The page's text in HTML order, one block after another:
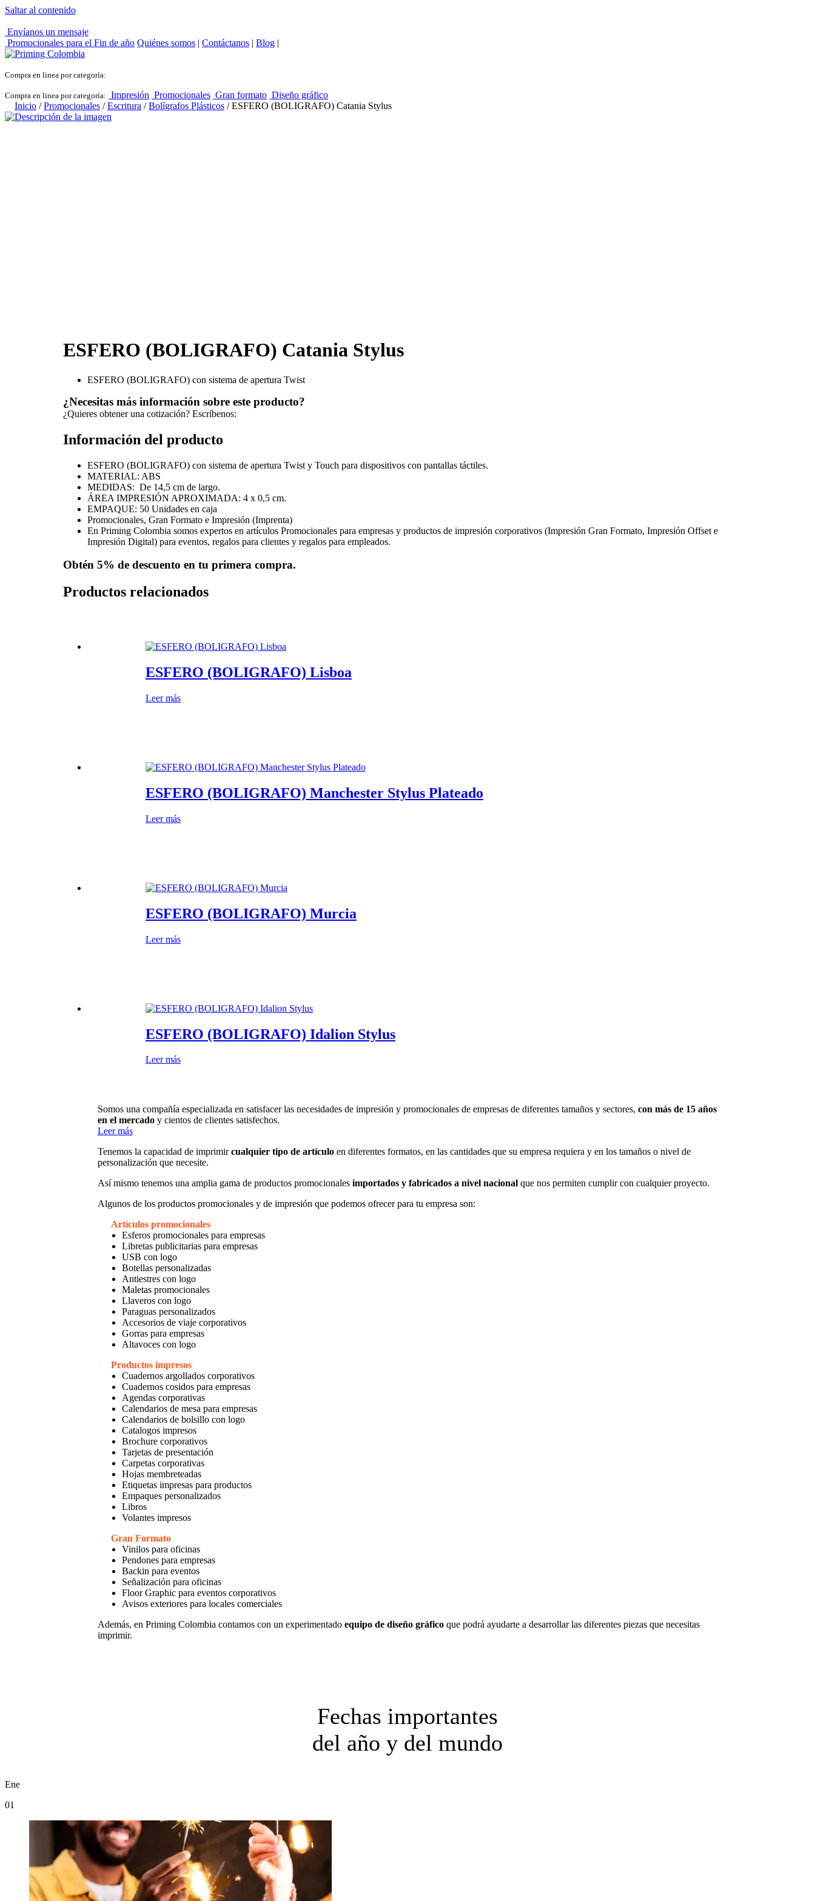
Saltar al contenido
Envíanos un mensaje
Promocionales para el Fin de año Quiénes somos | Contáctanos | Blog |
Compra en linea por categoría:
Compra en linea por categoría: Impresión Promocionales Gran formato Diseño gráfico
Inicio /Promocionales /Escritura /Bolígrafos Plásticos / ESFERO (BOLIGRAFO) Catania Stylus
ESFERO (BOLIGRAFO) Catania Stylus
ESFERO (BOLIGRAFO) con sistema de apertura Twist
¿Necesitas más información sobre este producto?
¿Quieres obtener una cotización? Escríbenos:
Información del producto
ESFERO (BOLIGRAFO) con sistema de apertura Twist y Touch para dispositivos con pantallas táctiles.
MATERIAL: ABS
MEDIDAS: De 14,5 cm de largo.
ÁREA IMPRESIÓN APROXIMADA: 4 x 0,5 cm.
EMPAQUE: 50 Unidades en caja
Promocionales, Gran Formato e Impresión (Imprenta)
En Priming Colombia somos expertos en artículos Promocionales para empresas y productos de impresión corporativos (Impresión Gran Formato, Impresión Offset e
Impresión Digital) para eventos, regalos para clientes y regalos para empleados.
Obtén 5% de descuento en tu primera compra.
Productos relacionados
ESFERO (BOLIGRAFO) Lisboa
Leer más
ESFERO (BOLIGRAFO) Manchester Stylus Plateado
Leer más
ESFERO (BOLIGRAFO) Murcia
Leer más
ESFERO (BOLIGRAFO) Idalion Stylus
Leer más
Somos una compañía especializada en satisfacer las necesidades de impresión y promocionales de empresas de diferentes tamaños y sectores, con más de 15 años
en el mercadoy cientos de clientes satisfechos.
Leer más
Tenemos la capacidad de imprimircualquier tipo de artículoen diferentes formatos, en las cantidades que su empresa requiera y en los tamaños o nivel de
personalización que necesite.
Así mismo tenemos una amplia gama de productos promocionales importados y fabricados a nivel nacionalque nos permiten cumplir con cualquier proyecto.
Algunos de los productos promocionales y de impresión que podemos ofrecer para tu empresa son:
Artículos promocionales
Esferos promocionales para empresas
Libretas publicitarias para empresas
USB con logo
Botellas personalizadas
Antiestres con logo
Maletas promocionales
Llaveros con logo
Paraguas personalizados
Accesorios de viaje corporativos
Gorras para empresas
Altavoces con logo
Productos impresos
Cuadernos argollados corporativos
Cuadernos cosidos para empresas
Agendas corporativas
Calendarios de mesa para empresas
Calendarios de bolsillo con logo
Catalogos impresos
Brochure corporativos
Tarjetas de presentación
Carpetas corporativas
Hojas membreteadas
Etiquetas impresas para productos
Empaques personalizados
Libros
Volantes impresos
Gran Formato
Vinilos para oficinas
Pendones para empresas
Backin para eventos
Señalización para oficinas
Floor Graphic para eventos corporativos
Avisos exteriores para locales comerciales
Además, en Priming Colombia contamos con un experimentado equipo de diseño gráficoque podrá ayudarte a desarrollar las diferentes piezas que necesitas
imprimir.
Fechas importantes
del año y del mundo
Ene
01